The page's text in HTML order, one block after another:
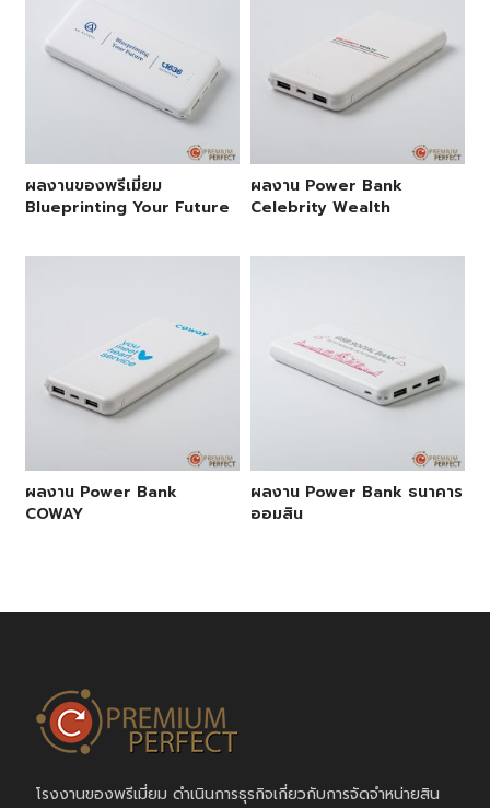
ผลงานของพรีเมี่ยม
Blueprinting Your Future
ผลงาน Power Bank
Celebrity Wealth
ผลงาน Power Bank
COWAY
ผลงาน Power Bank ธนาคาร
ออมสิน
โรงงานของพรีเมี่ยม ดำเนินการธุรกิจเกี่ยวกับการจัดจำหน่ายสิน